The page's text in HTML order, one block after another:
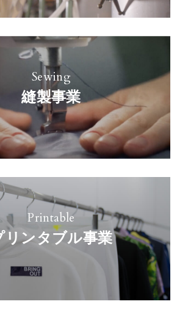
Sewing
縫製事業
Printable
リンタブル事業